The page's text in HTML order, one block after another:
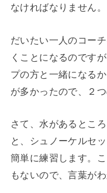
なければなりません。
だいたい一人のコー
くことになるのです
プの方と一緒になる
が多かったので、２
さて、水があるとこ
と、シュノーケルセ
簡単に練習します。
もないので、言葉が